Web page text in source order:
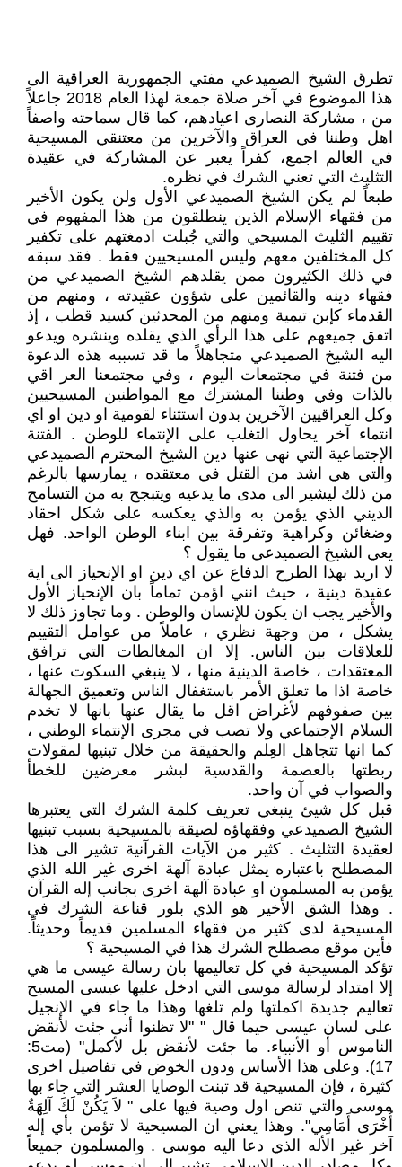
تطرق الشيخ الصميدعي مفتي الجمهورية العراقية الى
هذا الموضوع في آخر صلاة جمعة لهذا العام 2018 جاعلاً
من ، مشاركة النصارى اعيادهم، كما قال سماحته واصفاً
اهل وطننا في العراق والآخرين من معتنقي المسيحية
في العالم اجمع، كفراً يعبر عن المشاركة في عقيدة
التثليث التي تعني الشرك في نظره.
طبعاً لم يكن الشيخ الصميدعي الأول ولن يكون الأخير
من فقهاء الإسلام الذين ينطلقون من هذا المفهوم في
تقييم الثليث المسيحي والتي جُبلت ادمغتهم على تكفير
كل المختلفين معهم وليس المسيحيين فقط . فقد سبقه
في ذلك الكثيرون ممن يقلدهم الشيخ الصميدعي من
فقهاء دينه والقائمين على شؤون عقيدته ، ومنهم من
القدماء كإبن تيمية ومنهم من المحدثين كسيد قطب ، إذ
اتفق جميعهم على هذا الرأي الذي يقلده وينشره ويدعو
اليه الشيخ الصميدعي متجاهلاً ما قد تسببه هذه الدعوة
من فتنة في مجتمعات اليوم ، وفي مجتمعنا العر اقي
بالذات وفي وطننا المشترك مع المواطنين المسيحيين
وكل العراقيين الآخرين بدون استثناء لقومية او دين او اي
انتماء آخر يحاول التغلب على الإنتماء للوطن . الفتنة
الإجتماعية التي نهى عنها دين الشيخ المحترم الصميدعي
والتي هي اشد من القتل في معتقده ، يمارسها بالرغم
من ذلك ليشير الى مدى ما يدعيه ويتبجح به من التسامح
الديني الذي يؤمن به والذي يعكسه على شكل احقاد
وضغائن وكراهية وتفرقة بين ابناء الوطن الواحد. فهل
يعي الشيخ الصميدعي ما يقول ؟
لا اريد بهذا الطرح الدفاع عن اي دين او الإنحياز الى اية
عقيدة دينية ، حيث انني اؤمن تماماً بان الإنحياز الأول
والأخير يجب ان يكون للإنسان والوطن . وما تجاوز ذلك لا
يشكل ، من وجهة نظري ، عاملاً من عوامل التقييم
للعلاقات بين الناس. إلا ان المغالطات التي ترافق
المعتقدات ، خاصة الدينية منها ، لا ينبغي السكوت عنها ،
خاصة اذا ما تعلق الأمر باستغفال الناس وتعميق الجهالة
بين صفوفهم لأغراض اقل ما يقال عنها بانها لا تخدم
السلام الإجتماعي ولا تصب في مجرى الإنتماء الوطني ،
كما انها تتجاهل العِلم والحقيقة من خلال تبنيها لمقولات
ربطتها بالعصمة والقدسية لبشر معرضين للخطأ
والصواب في آن واحد.
قبل كل شيئ ينبغي تعريف كلمة الشرك التي يعتبرها
الشيخ الصميدعي وفقهاؤه لصيقة بالمسيحية بسبب تبنيها
لعقيدة التثليث . كثير من الآيات القرآنية تشير الى هذا
المصطلح باعتباره يمثل عبادة آلهة اخرى غير الله الذي
يؤمن به المسلمون او عبادة آلهة اخرى بجانب إله القرآن
. وهذا الشق الأخير هو الذي بلور قناعة الشرك في
المسيحية لدى كثير من فقهاء المسلمين قديماً وحديثاً.
فأين موقع مصطلح الشرك هذا في المسيحية ؟
تؤكد المسيحية في كل تعاليمها بان رسالة عيسى ما هي
إلا امتداد لرسالة موسى التي ادخل عليها عيسى المسيح
تعاليم جديدة اكملتها ولم تلغها وهذا ما جاء في الإنجيل
على لسان عيسى حيما قال " "لا تظنوا أنى جئت لأنقض
الناموس أو الأنبياء. ما جئت لأنقض بل لأكمل" (مت5:
17). وعلى هذا الأساس ودون الخوض في تفاصيل اخرى
كثيرة ، فإن المسيحية قد تبنت الوصايا العشر التي جاء بها
موسى والتي تنص اول وصية فيها على " لاَ يَكُنْ لَكَ آلِهَةٌ
أُخْرَى أَمَامِي". وهذا يعني ان المسيحية لا تؤمن بأي إله
آخر غير الأله الذي دعا اليه موسى . والمسلمون جميعاً